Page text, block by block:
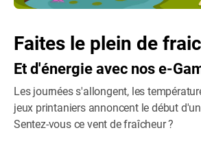
Faites le plein de
Et d'énergie avec nos e-
Les journées s'allongent, les
jeux printaniers annoncent le début
Sentez-vous ce vent de fraîcheur ?